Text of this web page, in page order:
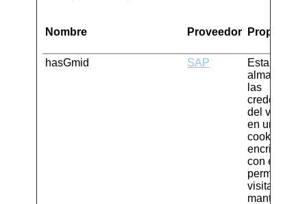
Nombre Proveedor Propósito
hasGmid SAP
Esta cookie
almacena
las
del visitante
en una
cookie
encriptada,
con el fin de
permitir al
visitante
mantener la